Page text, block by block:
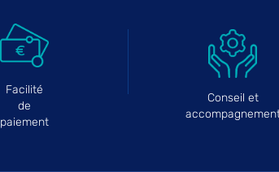
Facilité
de
paiement
Conseil et